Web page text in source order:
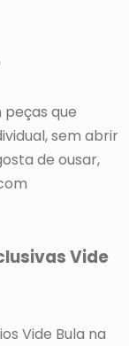
peças que
sem abrir
de ousar,
Vide
Vide Bula na